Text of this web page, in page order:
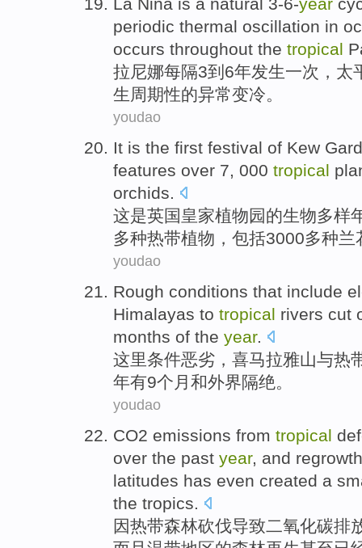
La Nina is a natural 3-6-year
periodic thermal oscillation in
occurs throughout the tropical
拉尼娜每隔3到6年发生一次 ，太
生周期性的异常变冷。
youdao
It is the first festival of Kew
features over 7, 000 tropical
orchids.
这是英国皇家植物园的生物多样
多种热带植物 ， 包括3000多种兰
youdao
Rough conditions that include
Himalayas to tropical rivers cut
months of the year.
这里条件恶劣 ， 喜马拉雅山与热
年有9个月 和外界隔绝。
youdao
CO2 emissions from tropical
over the past year, and regrowth
latitudes has even created a
the tropics.
因热带森林砍伐导致二氧化碳排